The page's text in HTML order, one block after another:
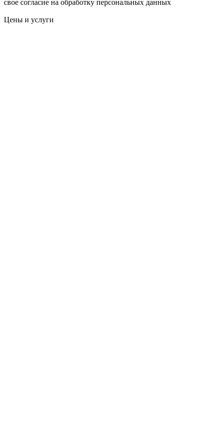
свое cогласие на обработку персональных данных
Цены и услуги